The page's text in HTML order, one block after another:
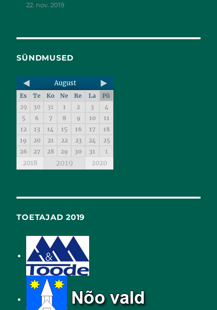
22. nov. 2019
SÜNDMUSED
August
Es Te Ko Ne Re La
Pü
29
30 31 1 2 3
4
5
6 7 8 9 10
11
12
13 14 15 16 17
18
19
20 21 22 23 24
25
26
27 28 29 30 31 1
2018 2019 2020
TOETAJAD 2019